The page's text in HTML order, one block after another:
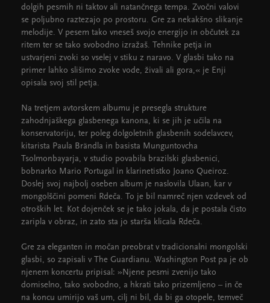
dolgih pesmih ni taktov ali natančnega tempa. Zvočni valovi
se poljubno raztezajo po prostoru. Gre za nekakšno slikanje
melodije. V pesem tako vneseš svojo energijo in občutek za
ritem ter se tako svobodno izražaš. Tehnike petja in
ustvarjeni zvoki so vselej v stiku z naravo. V glasbi tako na
primer lahko slišimo zvoke vode, živali ali gora,« je Enji
opisala svoj stil petja.
Na tretjem avtorskem albumu je presegla strukture
zahodnjaškega glasbenega kanona, ki se jih je učila na
konservatoriju, ter poleg dolgoletnih glasbenih sodelavcev,
kitarista Paula Brändla in basista Munguntovcha
Tsolmonbayarja, v studio povabila brazilski glasbenici,
bobnarko Mario Portugal in klarinetistko Joano Queiroz.
Doslej svoj najbolj oseben album je naslovila Ulaan, kar v
mongolščini pomeni Rdeča. To je bil namreč njen vzdevek od
otroških let. Kot dojenček se je tako jokala, da je postala čisto
zaripla v obraz, in zato sta jo starša klicala Rdeča.
Gre za eleganten in močan preobrat v tradicionalni mongolski
glasbi, so zapisali v The Guardianu. Washington Post pa je ob
njenem koncertu pripisal: »Njene pesmi zvenijo tako
domiselno, tako svobodno, a hkrati tako prizemljeno – in če
na koncu umirijo vaš um, cilj ni bil, da bi ga otopele, temveč